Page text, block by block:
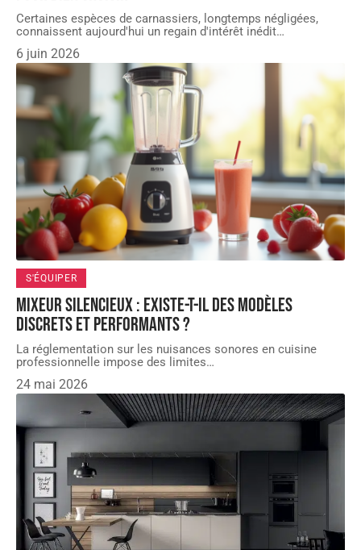
Certaines espèces de carnassiers, longtemps négligées,
connaissent aujourd'hui un regain d'intérêt inédit…
6 juin 2026
S'ÉQUIPER
Mixeur silencieux : existe-t-il des modèles
discrets et performants ?
La réglementation sur les nuisances sonores en cuisine
professionnelle impose des limites…
24 mai 2026